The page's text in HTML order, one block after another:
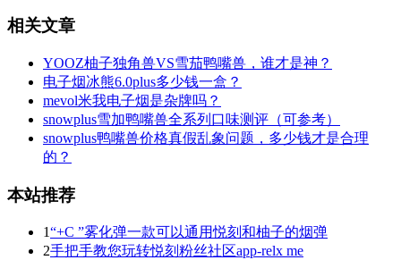
相关文章
YOOZ柚子独角兽VS雪茄鸭嘴兽，谁才是神？
电子烟冰熊6.0plus多少钱一盒？
mevol米我电子烟是杂牌吗？
snowplus雪加鸭嘴兽全系列口味测评（可参考）
snowplus鸭嘴兽价格真假乱象问题，多少钱才是合理
的？
本站推荐
1“+C ”雾化弹一款可以通用悦刻和柚子的烟弹
2手把手教您玩转悦刻粉丝社区app-relx me